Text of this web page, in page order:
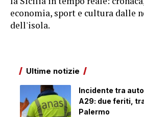
economia, sport e cultura dalle
dell'isola.
Ultime notizie
Incidente tra
A29: due feriti,
Palermo